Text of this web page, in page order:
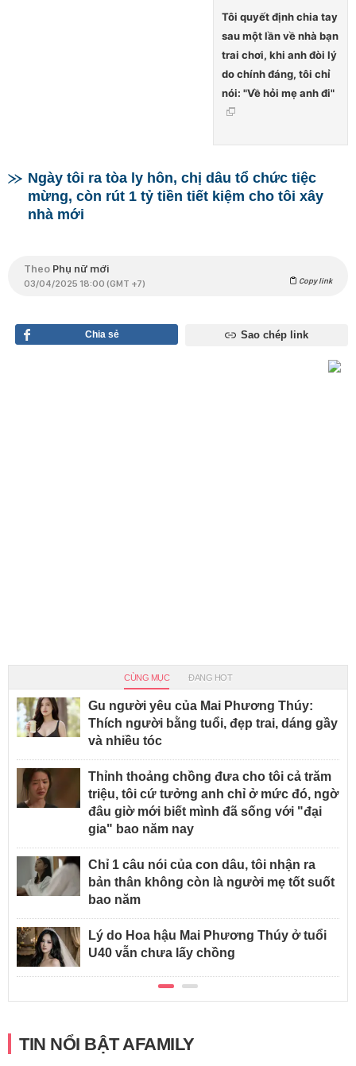
Tôi quyết định chia tay
sau một lần về nhà bạn
trai chơi, khi anh đòi lý
do chính đáng, tôi chỉ
nói: "Về hỏi mẹ anh đi"
Ngày tôi ra tòa ly hôn, chị dâu tổ chức tiệc
mừng, còn rút 1 tỷ tiền tiết kiệm cho tôi xây
nhà mới
Theo Phụ nữ mới
03/04/2025 18:00 (GMT +7) Copy link
Chia sẻ Sao chép link
CÙNG MỤC ĐANG HOT
Gu người yêu của Mai Phương Thúy:
Thích người bằng tuổi, đẹp trai, dáng gầy
và nhiều tóc
Thỉnh thoảng chồng đưa cho tôi cả trăm
triệu, tôi cứ tưởng anh chỉ ở mức đó, ngờ
đâu giờ mới biết mình đã sống với "đại
gia" bao năm nay
Chỉ 1 câu nói của con dâu, tôi nhận ra
bản thân không còn là người mẹ tốt suốt
bao năm
Lý do Hoa hậu Mai Phương Thúy ở tuổi
U40 vẫn chưa lấy chồng
TIN NỔI BẬT AFAMILY